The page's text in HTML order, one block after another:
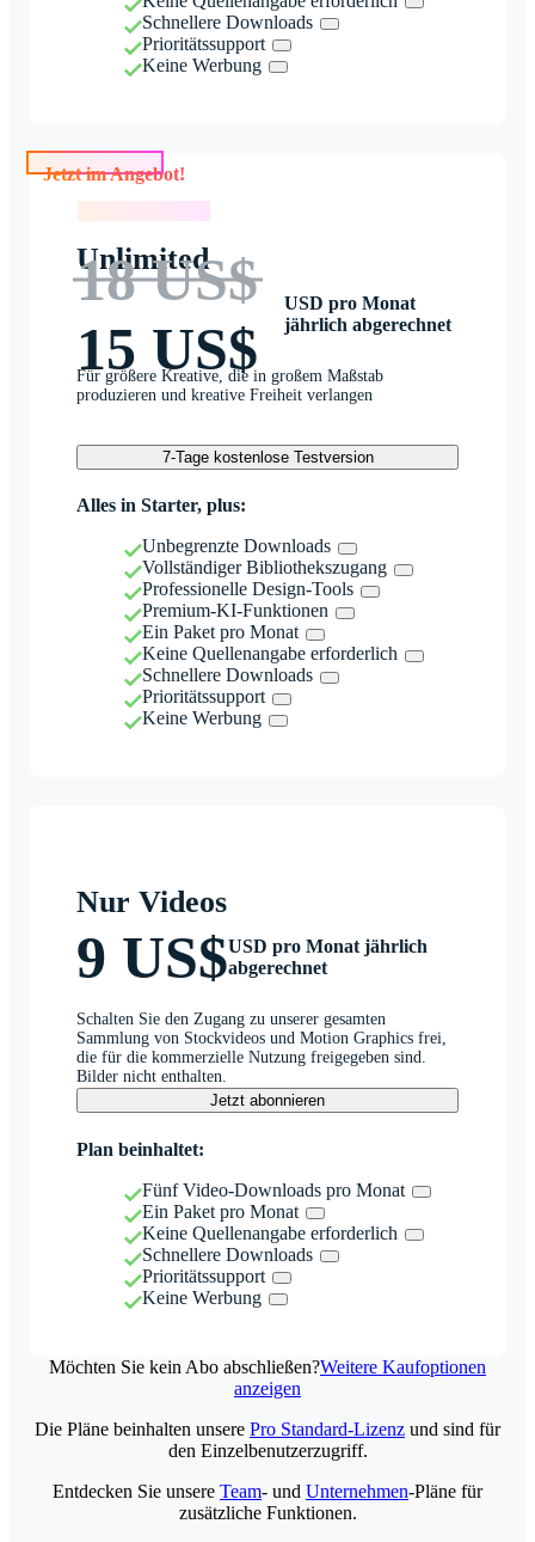
Schnellere Downloads
Prioritätssupport
Keine Werbung
Jetzt im Angebot!
Unlimited
18 US$
15 US$
USD pro Monat
jährlich abgerechnet
Für größere Kreative, die in großem Maßstab
produzieren und kreative Freiheit verlangen
7-Tage kostenlose Testversion
Alles in Starter, plus:
Unbegrenzte Downloads
Vollständiger Bibliothekszugang
Professionelle Design-Tools
Premium-KI-Funktionen
Ein Paket pro Monat
Keine Quellenangabe erforderlich
Schnellere Downloads
Prioritätssupport
Keine Werbung
Nur Videos
9 US$USD pro Monat jährlich
abgerechnet
Schalten Sie den Zugang zu unserer gesamten
Sammlung von Stockvideos und Motion Graphics frei,
die für die kommerzielle Nutzung freigegeben sind.
Bilder nicht enthalten.
Jetzt abonnieren
Plan beinhaltet:
Fünf Video-Downloads pro Monat
Ein Paket pro Monat
Keine Quellenangabe erforderlich
Schnellere Downloads
Prioritätssupport
Keine Werbung
Möchten Sie kein Abo abschließen?Weitere Kaufoptionen
anzeigen
Die Pläne beinhalten unsere Pro Standard-Lizenz und sind für
den Einzelbenutzerzugriff.
Entdecken Sie unsere Team- und Unternehmen-Pläne für
zusätzliche Funktionen.